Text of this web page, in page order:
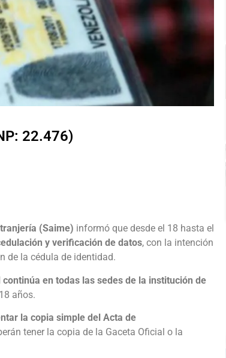
22.476)
(Saime) informó que desde el 18 hasta el
y verificación de datos, con la intención
de la cédula de identidad.
en todas las sedes de la institución de
años.
la copia simple del Acta de
tener la copia de la Gaceta Oficial o la